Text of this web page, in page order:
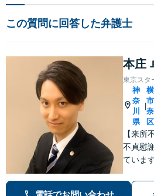
この質問に回答した弁護士
本庄
東京スタ
神
奈
川
県
奈
区
【来所
不貞慰
ています